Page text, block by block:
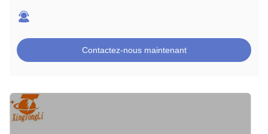
Contactez-nous maintenant